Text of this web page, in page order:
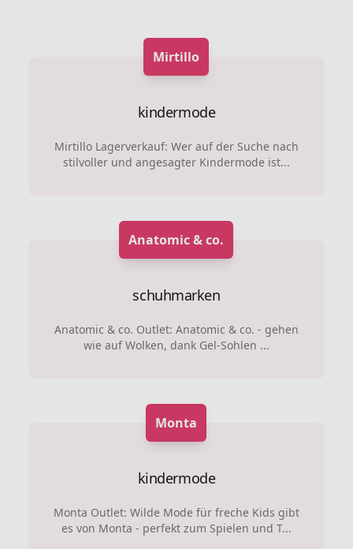
Mirtillo
kindermode
Mirtillo Lagerverkauf: Wer auf der Suche nach
stilvoller und angesagter Kindermode ist...
Anatomic & co.
schuhmarken
Anatomic & co. Outlet: Anatomic & co. - gehen
wie auf Wolken, dank Gel-Sohlen ...
Monta
kindermode
Monta Outlet: Wilde Mode für freche Kids gibt
es von Monta - perfekt zum Spielen und T...